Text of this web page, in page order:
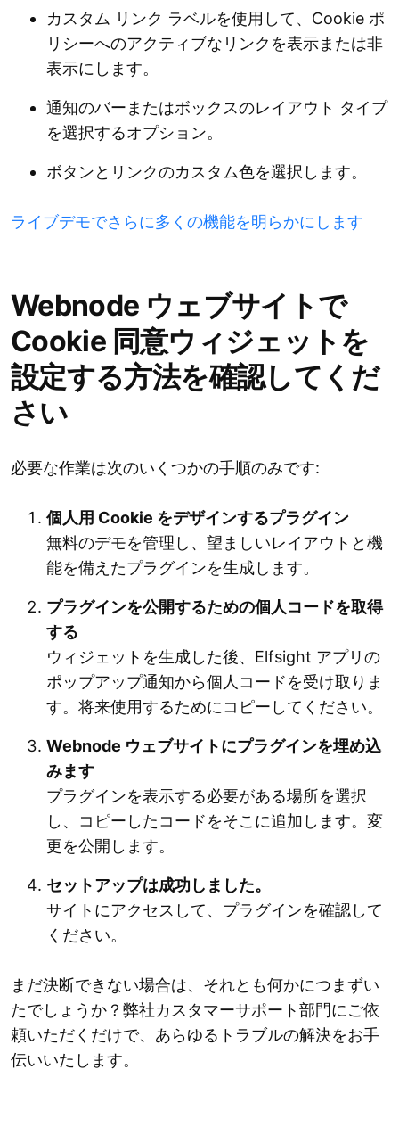
カスタム リンク ラベルを使用して、Cookie ポ
リシーへのアクティブなリンクを表示または非
表示にします。
通知のバーまたはボックスのレイアウト タイプ
を選択するオプション。
ボタンとリンクのカスタム色を選択します。
ライブデモでさらに多くの機能を明らかにします
Webnode ウェブサイトで
Cookie 同意ウィジェットを
設定する方法を確認してくだ
さい
必要な作業は次のいくつかの手順のみです:
個人用 Cookie をデザインするプラグイン
無料のデモを管理し、望ましいレイアウトと機
能を備えたプラグインを生成します。
プラグインを公開するための個人コードを取得
する
ウィジェットを生成した後、Elfsight アプリの
ポップアップ通知から個人コードを受け取りま
す。将来使用するためにコピーしてください。
Webnode ウェブサイトにプラグインを埋め込
みます
プラグインを表示する必要がある場所を選択
し、コピーしたコードをそこに追加します。変
更を公開します。
セットアップは成功しました。
サイトにアクセスして、プラグインを確認して
ください。
まだ決断できない場合は、それとも何かにつまずい
たでしょうか？弊社カスタマーサポート部門にご依
頼いただくだけで、あらゆるトラブルの解決をお手
伝いいたします。